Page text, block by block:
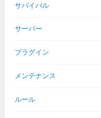
サバイバル
サーバー
プラグイン
メンテナンス
ルール